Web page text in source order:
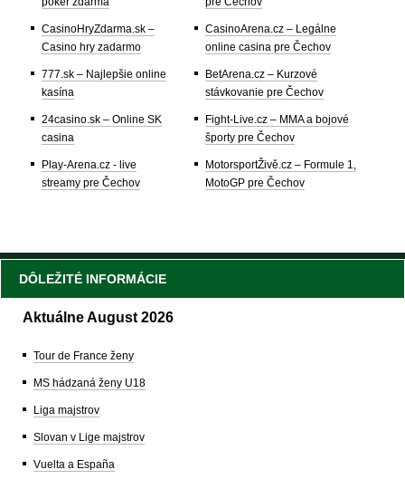
CasinoHryZdarma.sk –
Casino hry zadarmo
777.sk – Najlepšie online
kasína
24casino.sk – Online SK
casina
Play-Arena.cz - live
streamy pre Čechov
CasinoArena.cz – Legálne
online casina pre Čechov
BetArena.cz – Kurzové
stávkovanie pre Čechov
Fight-Live.cz – MMA a bojové
športy pre Čechov
MotorsportŽivě.cz – Formule 1,
MotoGP pre Čechov
DÔLEŽITÉ INFORMÁCIE
Aktuálne August 2026
Tour de France ženy
MS hádzaná ženy U18
Liga majstrov
Slovan v Lige majstrov
Vuelta a España